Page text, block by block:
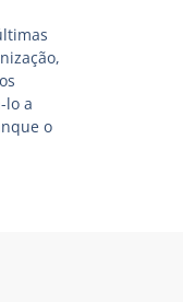
lo a
o